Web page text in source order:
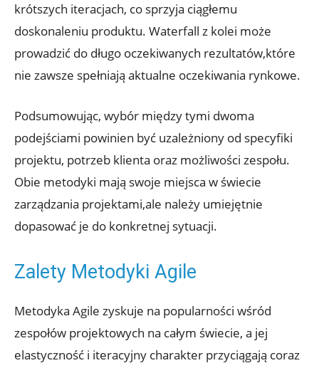
krótszych iteracjach, co sprzyja ciągłemu
doskonaleniu produktu. Waterfall z kolei może
prowadzić do długo oczekiwanych rezultatów,które
nie zawsze spełniają aktualne oczekiwania rynkowe.
Podsumowując, wybór między tymi dwoma
podejściami powinien być uzależniony od specyfiki
projektu, potrzeb klienta oraz możliwości zespołu.
Obie metodyki mają swoje miejsca w świecie
zarządzania projektami,ale należy umiejętnie
dopasować je do konkretnej sytuacji.
Zalety Metodyki Agile
Metodyka Agile zyskuje na popularności wśród
zespołów projektowych na całym świecie, a jej
elastyczność i iteracyjny charakter przyciągają coraz